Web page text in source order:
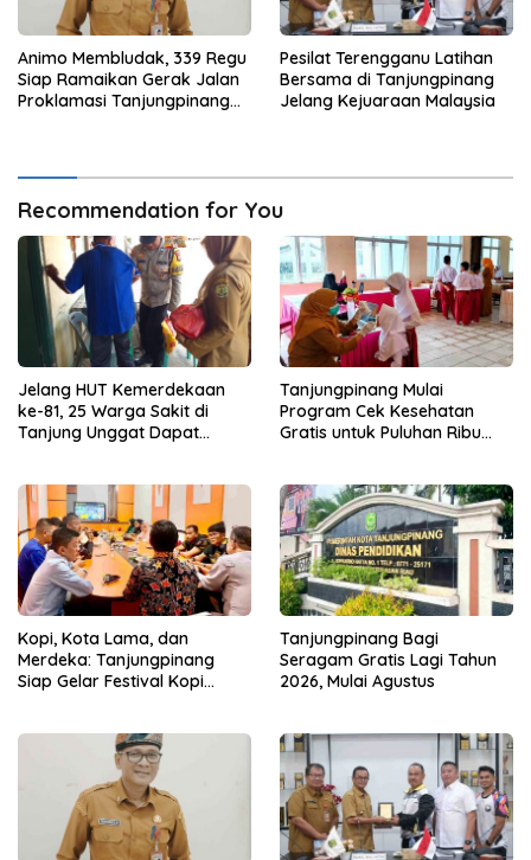
Animo Membludak, 339 Regu
Siap Ramaikan Gerak Jalan
Proklamasi Tanjungpinang
Pesilat Terengganu Latihan
Bersama di Tanjungpinang
Jelang Kejuaraan Malaysia
Recommendation for You
Jelang HUT Kemerdekaan
ke-81, 25 Warga Sakit di
Tanjung Unggat Dapat
Tanjungpinang Mulai
Program Cek Kesehatan
Gratis untuk Puluhan Ribu
Kopi, Kota Lama, dan
Merdeka: Tanjungpinang
Siap Gelar Festival Kopi
Tanjungpinang Bagi
Seragam Gratis Lagi Tahun
2026, Mulai Agustus